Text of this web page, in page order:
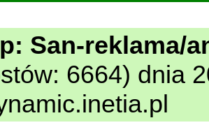
San-reklama/
6664) dnia